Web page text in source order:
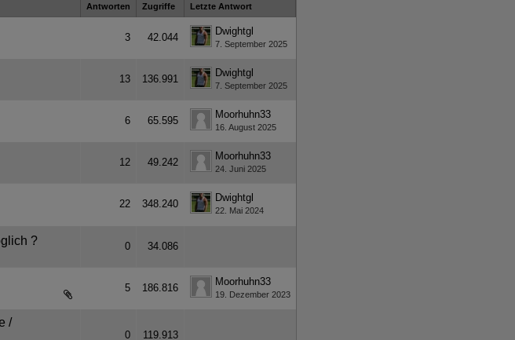
Antworten Zugriffe Letzte Antwort
3 42.044
Dwightgl
7. September 2025
13 136.991
Dwightgl
7. September 2025
6 65.595
Moorhuhn33
16. August 2025
12 49.242
Moorhuhn33
24. Juni 2025
22 348.240
Dwightgl
22. Mai 2024
? 0 34.086
5 186.816
Moorhuhn33
19. Dezember 2023
/
0 119.913